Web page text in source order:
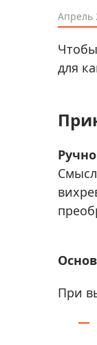
Оптика
Апрель
для
При